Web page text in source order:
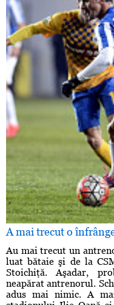
A mai trecut o
Au mai trecut un
luat bătaie şi de la
Stoichiţă. Aşadar,
neapărat antrenorul.
adus mai nimic. A